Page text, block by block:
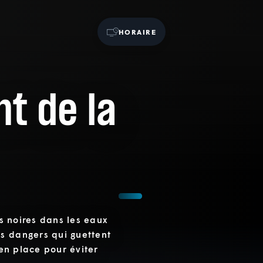
HORAIRE
de la
noires dans les eaux
dangers qui guettent
place pour éviter